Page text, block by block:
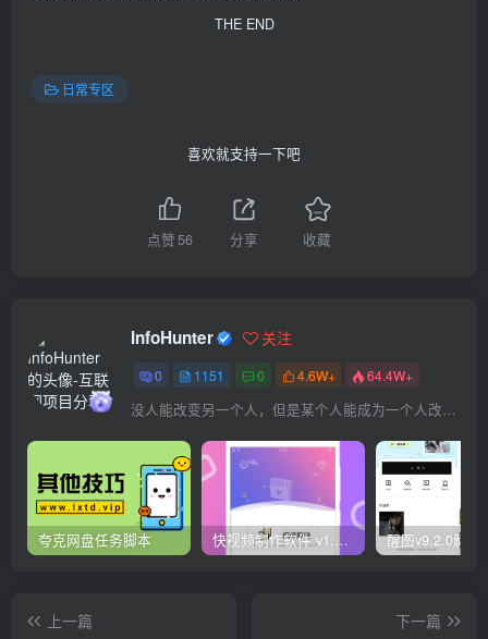
THE END
日常专区
喜欢就支持一下吧
点赞 56 分享 收藏
InfoHunter 关注
0 1151 0 4.6W+ 64.4W+
没人能改变另一个人，但是某个人能成为一个人改变的原因
夸克网盘任务脚本 快视频制作软件 v1.1.1安卓版
上一篇
下一篇